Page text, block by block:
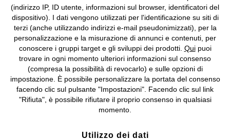
Informazioni legali Diritto di recesso
2026 bonprix. Tutti i diritti riservati.
bonprix S.r.l. con socio unico, sede legale: via Adua 33 - 13855
Valdengo (BI) C.F. 01510910027 - P.I. 01939830020, Reg. Imprese di
Biella n. 01510910027, R.E.A. BI - 171345, N. Reg. Pile:
IT09060P00000858, N. Reg. AEE: IT08020000002105 Capitale
Sociale: euro 1.000.000 i.v, Società soggetta all'attività di direzione
e coordinamento di bonprix Beteiligungs -Verwaltungsgesellschaft
mbH.
(indirizzo IP, ID utente, informazioni sul browser, identificatori del
dispositivo). I dati vengono utilizzati per l'identificazione su siti di
terzi (anche utilizzando indirizzi e-mail pseudonimizzati), per la
personalizzazione e la misurazione di annunci e contenuti, per
conoscere i gruppi target e gli sviluppi dei prodotti. Quipuoi
trovare in ogni momento ulteriori informazioni sul consenso
(compresa la possibilità di revocarlo) e sulle opzioni di
impostazione. È possibile personalizzare la portata del consenso
facendo clic sul pulsante "Impostazioni". Facendo clic sul link
"Rifiuta", è possibile rifiutare il proprio consenso in qualsiasi
momento.
Utilizzo dei dati